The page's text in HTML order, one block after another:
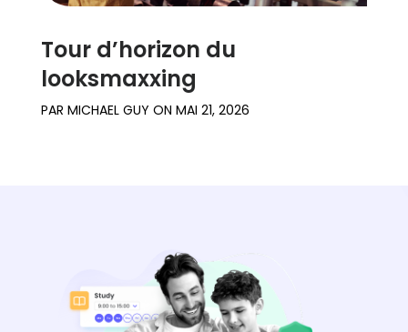
Tour d’horizon du
looksmaxxing
PAR MICHAEL GUY ON MAI 21, 2026